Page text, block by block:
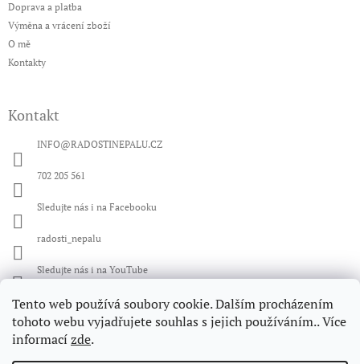
Tento web používá soubory cookie. Dalším procházením
tohoto webu vyjadřujete souhlas s jejich používáním.. Více
informacízde.
Doprava a platba
Výměna a vrácení zboží
O mě
Kontakty
Kontakt
INFO@RADOSTINEPALU.CZ
702 205 561
Sledujte nás i na Facebooku
radosti_nepalu
Sledujte nás i na YouTube
Facebook